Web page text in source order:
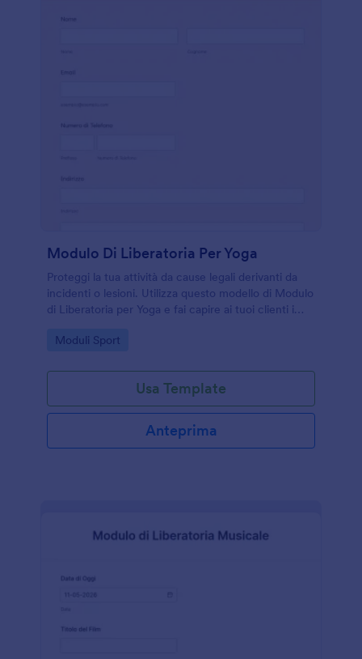
Modulo Di Liberatoria Per Yoga
Proteggi la tua attività da cause legali derivanti da
incidenti o lesioni. Utilizza questo modello di Modulo
di Liberatoria per Yoga e fai capire ai tuoi clienti i
liberatoria per lesioni o danni.
Go to Category:
Moduli Sport
Usa Template
Anteprima